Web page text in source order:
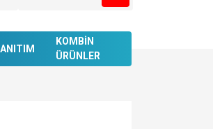
KOMBİN
ÜRÜNLER